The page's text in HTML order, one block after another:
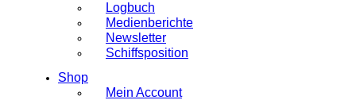
Logbuch
Medienberichte
Newsletter
Schiffsposition
Shop
Mein Account